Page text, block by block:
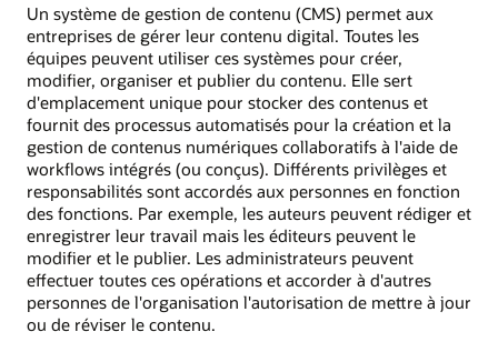
Un système de gestion de contenu (CMS) permet aux
entreprises de gérer leur contenu digital. Toutes les
équipes peuvent utiliser ces systèmes pour créer,
modifier, organiser et publier du contenu. Elle sert
d'emplacement unique pour stocker des contenus et
fournit des processus automatisés pour la création et la
gestion de contenus numériques collaboratifs à l'aide de
workflows intégrés (ou conçus). Différents privilèges et
responsabilités sont accordés aux personnes en fonction
des fonctions. Par exemple, les auteurs peuvent rédiger et
enregistrer leur travail mais les éditeurs peuvent le
modifier et le publier. Les administrateurs peuvent
effectuer toutes ces opérations et accorder à d'autres
personnes de l'organisation l'autorisation de mettre à jour
ou de réviser le contenu.